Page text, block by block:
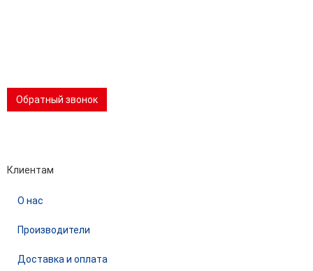
Обратный звонок
Клиентам
О нас
Производители
Доставка и оплата